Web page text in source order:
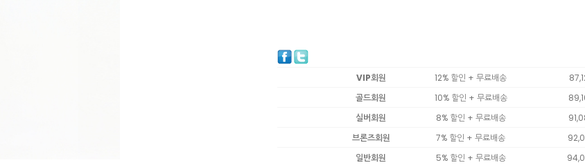
VIP회원 12% 할인 + 무료배송
골드회원
10% 할인 + 무료배송
실버회원
8% 할인 + 무료배송
브론즈회원
7% 할인 + 무료배송
일반회원
5% 할인 + 무료배송